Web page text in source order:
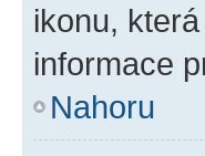
ikonu,
informace
Nahoru